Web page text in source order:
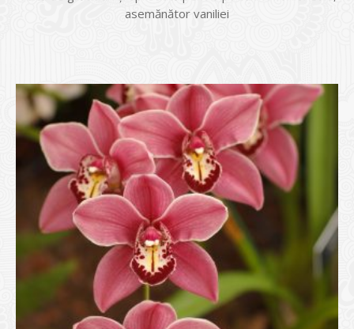
asemănător vaniliei